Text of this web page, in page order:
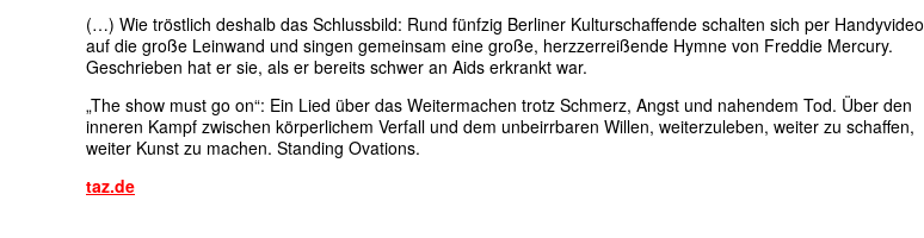
(…) Wie tröstlich deshalb das Schlussbild: Rund fünfzig Berliner Kulturschaffende schalten sich per Handyvideo
auf die große Leinwand und singen gemeinsam eine große, herzzerreißende Hymne von Freddie Mercury.
Geschrieben hat er sie, als er bereits schwer an Aids erkrankt war.
„The show must go on“: Ein Lied über das Weitermachen trotz Schmerz, Angst und nahendem Tod. Über den
inneren Kampf zwischen körperlichem Verfall und dem unbeirrbaren Willen, weiterzuleben, weiter zu schaffen,
weiter Kunst zu machen. Standing Ovations.
taz.de